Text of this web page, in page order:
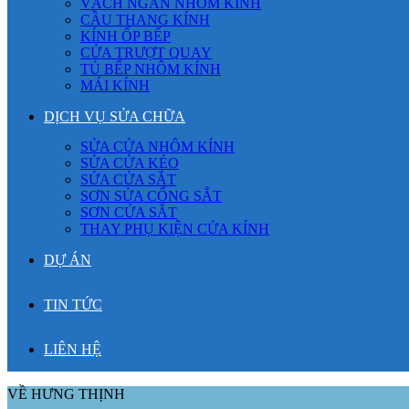
VÁCH NGĂN NHÔM KÍNH
CẦU THANG KÍNH
KÍNH ỐP BẾP
CỬA TRƯỢT QUAY
TỦ BẾP NHÔM KÍNH
MÁI KÍNH
DỊCH VỤ SỬA CHỮA
SỬA CỬA NHÔM KÍNH
SỬA CỬA KÉO
SỬA CỬA SẮT
SƠN SỬA CỔNG SẮT
SƠN CỬA SẮT
THAY PHỤ KIỆN CỬA KÍNH
DỰ ÁN
TIN TỨC
LIÊN HỆ
VỀ HƯNG THỊNH